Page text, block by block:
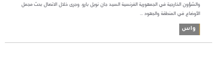
والشؤون الخارجية في الجمهورية الفرنسية السيد جان نويل بارو. وجرى خلال الاتصال بحث مجمل
الأوضاع في المنطقة والجهود ...
واس